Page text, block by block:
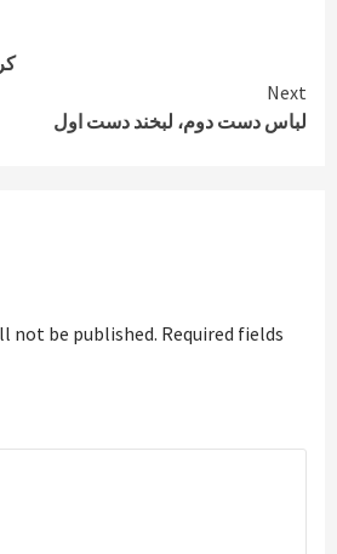
Next
لباس دست دوم، لبخند دست اول
not be published. Required fields